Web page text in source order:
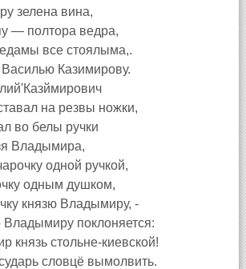
зелена вина,
— полтора ведра,
все стоялыма,.
Казимирову.
на резвы ножки,
во белы ручки
Владымира,
одной ручкой,
одным душком,
князю Владымиру, -
поклоняется:
стольне-киевской!
словцё вымолвить.